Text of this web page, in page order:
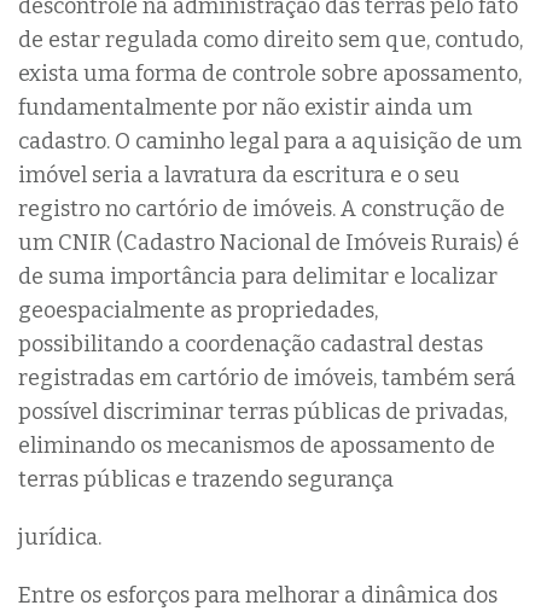
descontrole na administração das terras pelo fato
de estar regulada como direito sem que, contudo,
exista uma forma de controle sobre apossamento,
fundamentalmente por não existir ainda um
cadastro. O caminho legal para a aquisição de um
imóvel seria a lavratura da escritura e o seu
registro no cartório de imóveis. A construção de
um CNIR (Cadastro Nacional de Imóveis Rurais) é
de suma importância para delimitar e localizar
geoespacialmente as propriedades,
possibilitando a coordenação cadastral destas
registradas em cartório de imóveis, também será
possível discriminar terras públicas de privadas,
eliminando os mecanismos de apossamento de
terras públicas e trazendo segurança
jurídica.
Entre os esforços para melhorar a dinâmica dos